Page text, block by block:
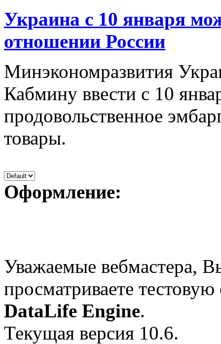
Украина с 10 января
отношении России
Минэкономразвития
Кабмину ввести с 10
продовольственное
товары.
Оформление:
Уважаемые вебмастера,
просматриваете
DataLife Engine.
Текущая версия 10.6.